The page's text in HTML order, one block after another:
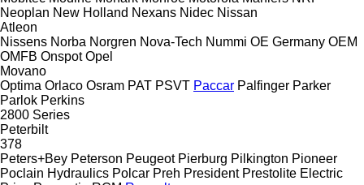
Neoplan New Holland Nexans Nidec Nissan
Atleon
Nissens Norba Norgren Nova-Tech Nummi OE Germany OEM
OMFB Onspot Opel
Movano
Optima Orlaco Osram PAT PSVT Paccar Palfinger Parker
Parlok Perkins
2800 Series
Peterbilt
378
Peters+Bey Peterson Peugeot Pierburg Pilkington Pioneer
Poclain Hydraulics Polcar Preh President Prestolite Electric